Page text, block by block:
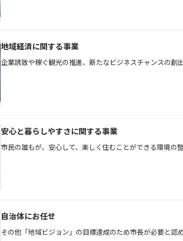
地域経済に関する事業
企業誘致や稼ぐ観光の推進、新たなビジネスチャンスの創
安心と暮らしやすさに関する事業
市民の誰もが、安心して、楽しく住むことができる環境の
自治体にお任せ
その他「地域ビジョン」の目標達成のため市長が必要と認